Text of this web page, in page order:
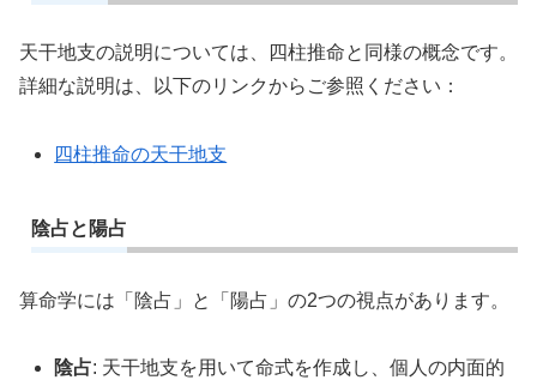
天干地支の説明については、四柱推命と同様の概念です。
詳細な説明は、以下のリンクからご参照ください：
四柱推命の天干地支
陰占と陽占
算命学には「陰占」と「陽占」の2つの視点があります。
陰占: 天干地支を用いて命式を作成し、個人の内面的